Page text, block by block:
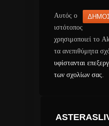
Αυτός ο
ιστότοπος
χρησιμοποιεί το
τα ανεπιθύμητα
υφίστανται
των σχολίων σας